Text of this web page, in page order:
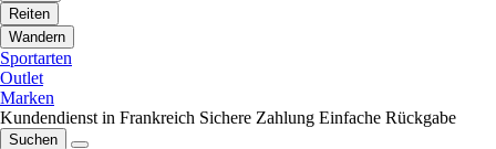
Reiten
Wandern
Sportarten
Outlet
Marken
Kundendienst in Frankreich Sichere Zahlung Einfache Rückgabe
Suchen